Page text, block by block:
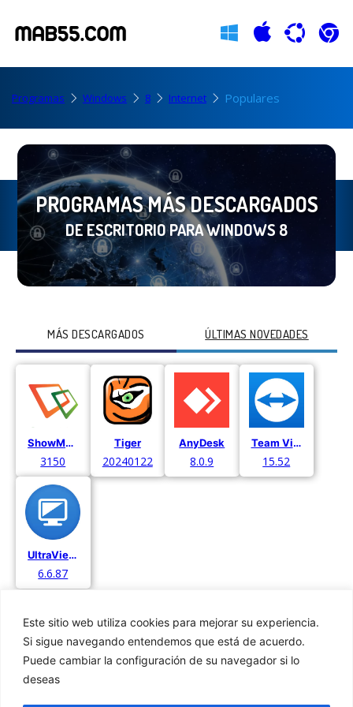
Este sitio web utiliza cookies para mejorar su experiencia.
Si sigue navegando entendemos que está de acuerdo.
Puede cambiar la configuración de su navegador si lo
deseas
Programas Windows 8 Internet Populares
PROGRAMAS MÁS DESCARGADOS
DE ESCRITORIO PARA WINDOWS 8
MÁS DESCARGADOS ÚLTIMAS NOVEDADES
ShowMyPC
3150
Tiger
20240122
AnyDesk
8.0.9
Team Viewer
15.52
UltraViewer
6.6.87